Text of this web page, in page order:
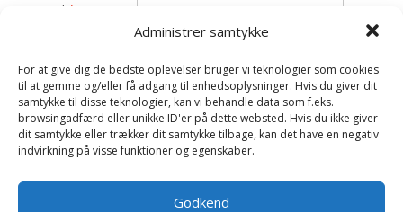
Administrer samtykke
For at give dig de bedste oplevelser bruger vi teknologier som cookies
til at gemme og/eller få adgang til enhedsoplysninger. Hvis du giver dit
samtykke til disse teknologier, kan vi behandle data som f.eks.
browsingadfærd eller unikke ID'er på dette websted. Hvis du ikke giver
dit samtykke eller trækker dit samtykke tilbage, kan det have en negativ
indvirkning på visse funktioner og egenskaber.
Godkend
E-mail *
Gem mit navn, mail og websted i denne browser til
næste gang jeg kommenterer.
Relaterede varer